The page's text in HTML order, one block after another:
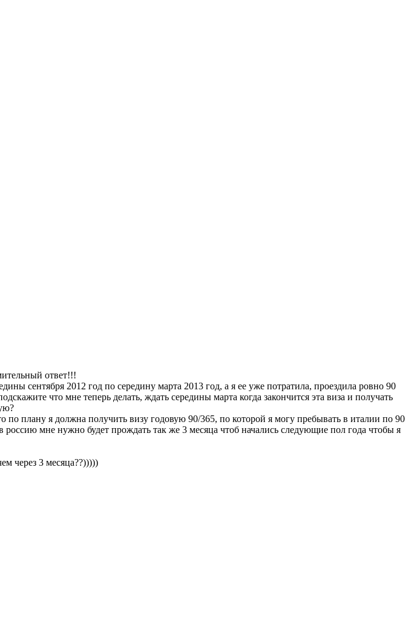
ответ!!!
сентября 2012 год по середину марта 2013 год, а я ее уже потратила, проездила ровно 90
что мне теперь делать, ждать середины марта когда закончится эта виза и получать
плану я должна получить визу годовую 90/365, по которой я могу пребывать в италии по 90
мне нужно будет прождать так же 3 месяца чтоб начались следующие пол года чтобы я
через 3 месяца??)))))